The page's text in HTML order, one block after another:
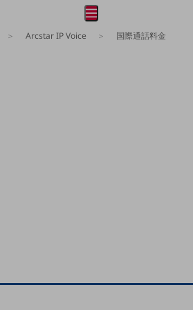
メニュー
開く
Arcstar IP Voice 国際通話料金